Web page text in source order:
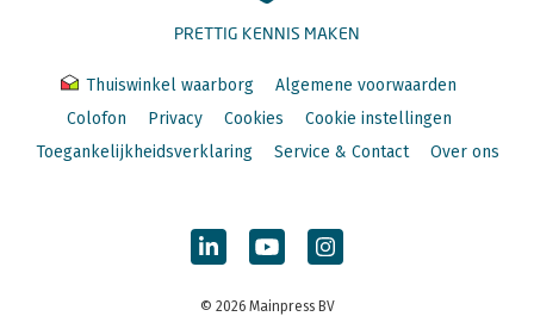
PRETTIG KENNIS MAKEN
Thuiswinkel waarborg
Algemene voorwaarden
Colofon
Privacy Cookies
Cookie instellingen
Toegankelijkheidsverklaring
Service & Contact Over ons
© 2026 Mainpress BV